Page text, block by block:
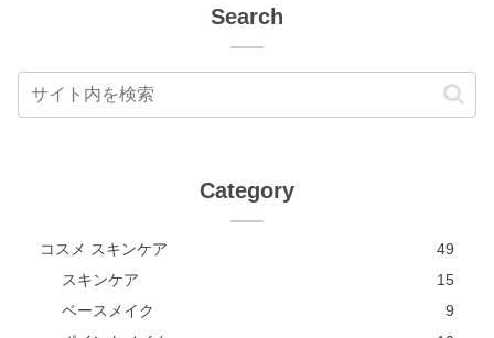
Search
Category
コスメ スキンケア
49
スキンケア
15
ベースメイク
9